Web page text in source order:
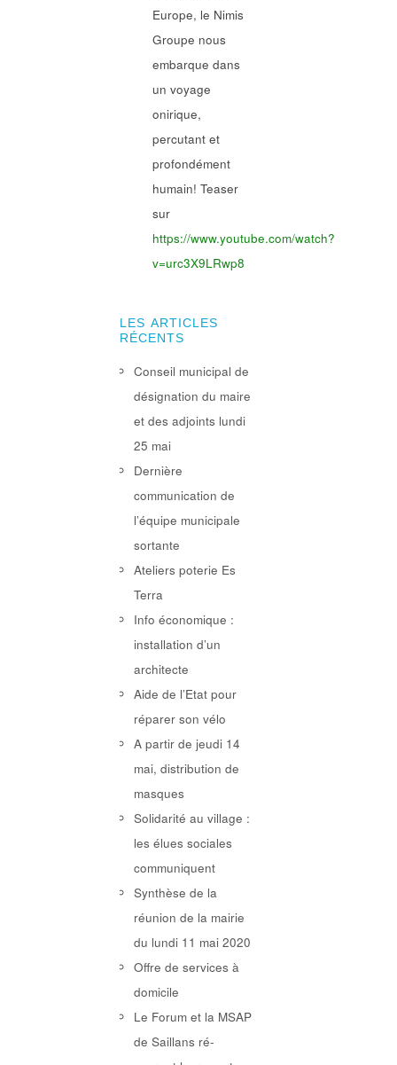
Europe, le Nimis
Groupe nous
embarque dans
un voyage
onirique,
percutant et
profondément
humain! Teaser
sur
https://www.youtube.com/watch?
v=urc3X9LRwp8
LES ARTICLES
RÉCENTS
Conseil municipal de
désignation du maire
et des adjoints lundi
25 mai
Dernière
communication de
l’équipe municipale
sortante
Ateliers poterie Es
Terra
Info économique :
installation d’un
architecte
Aide de l’Etat pour
réparer son vélo
A partir de jeudi 14
mai, distribution de
masques
Solidarité au village :
les élues sociales
communiquent
Synthèse de la
réunion de la mairie
du lundi 11 mai 2020
Offre de services à
domicile
Le Forum et la MSAP
de Saillans ré-